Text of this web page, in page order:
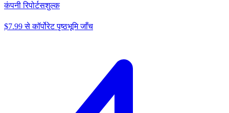
कंपनी रिपोर्टसशुल्क
$7.99 से कॉर्पोरेट पृष्ठभूमि जाँच